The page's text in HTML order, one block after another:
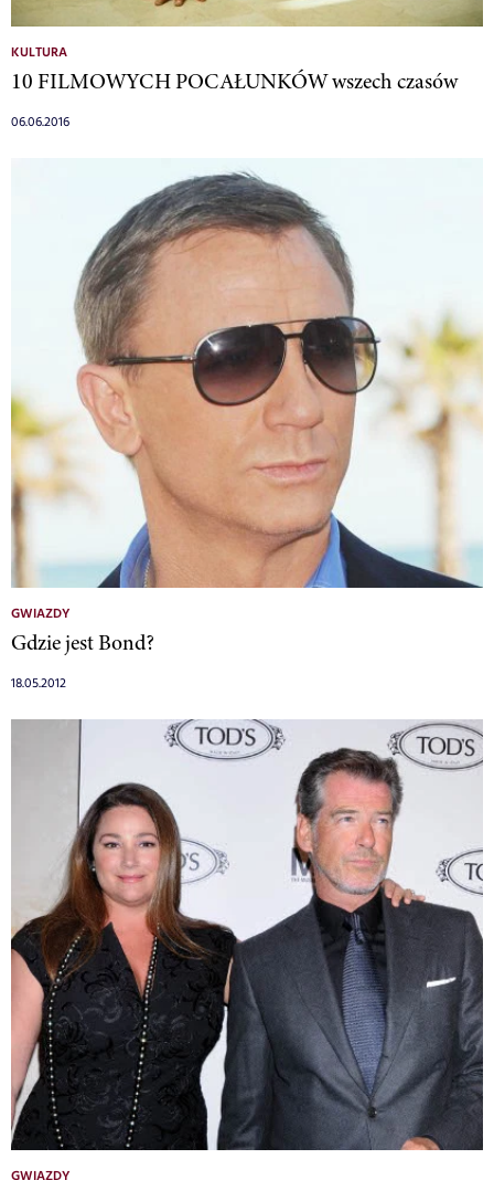
KULTURA
10 FILMOWYCH POCAŁUNKÓW wszech czasów
06.06.2016
GWIAZDY
Gdzie jest Bond?
18.05.2012